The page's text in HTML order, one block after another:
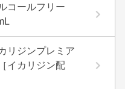
コールフリー
リジンプレミア
イカリジン配